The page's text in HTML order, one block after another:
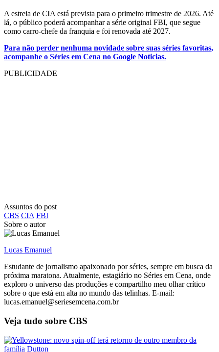
A estreia de CIA está prevista para o primeiro trimestre de 2026. Até
lá, o público poderá acompanhar a série original FBI, que segue
como carro-chefe da franquia e foi renovada até 2027.
Para não perder nenhuma novidade sobre suas séries favoritas,
acompanhe o Séries em Cena no Google Noticias.
PUBLICIDADE
Assuntos do post
CBS CIA FBI
Sobre o autor
Lucas Emanuel
Estudante de jornalismo apaixonado por séries, sempre em busca da
próxima maratona. Atualmente, estagiário no Séries em Cena, onde
exploro o universo das produções e compartilho meu olhar crítico
sobre o que está em alta no mundo das telinhas. E-mail:
lucas.emanuel@seriesemcena.com.br
Veja tudo sobre CBS